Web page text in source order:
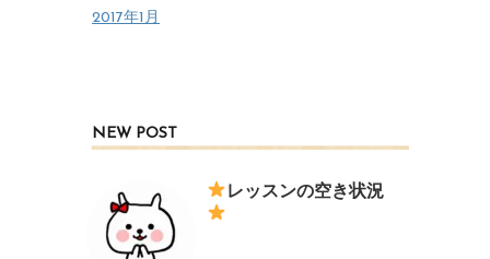
2017年1月
NEW POST
レッスンの空き状況